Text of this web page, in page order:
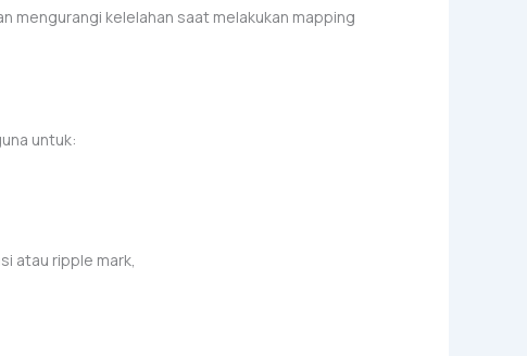
mengurangi kelelahan saat melakukan mapping
untuk:
atau ripple mark,